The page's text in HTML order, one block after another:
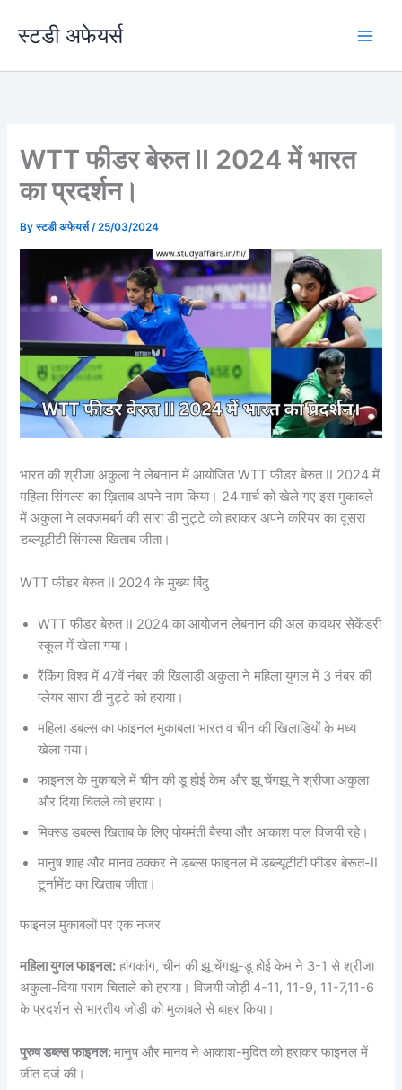
स्टडी अफेयर्स
WTT फीडर बेरुत II 2024 में भारत
का प्रदर्शन।
Byस्टडी अफेयर्स/25/03/2024
भारत की श्रीजा अकुला ने लेबनान में आयोजित WTT फीडर बेरुत II 2024 में
महिला सिंगल्‍स का ख़िताब अपने नाम किया। 24 मार्च को खेले गए इस मुकाबले
में अकुला ने लक्ज़मबर्ग की सारा डी नुट्टे को हराकर अपने करियर का दूसरा
डब्ल्यूटीटी सिंगल्‍स खिताब जीता।
WTT फीडर बेरुत II 2024 के मुख्य बिंदु
WTT फीडर बेरुत II 2024 का आयोजन लेबनान की अल कावथर सेकेंडरी
स्कूल में खेला गया।
रैंकिंग विश्व में 47वें नंबर की खिलाड़ी अकुला ने महिला युगल में 3 नंबर की
प्लेयर सारा डी नुट्टे को हराया।
महिला डबल्स का फाइनल मुकाबला भारत व चीन की खिलाडियों के मध्य
खेला गया।
फाइनल के मुकाबले में चीन की डू होई केम और झू चेंगझू ने श्रीजा अकुला
और दिया चितले को हराया।
मिक्स्ड डबल्स खिताब के लिए पोयमंती बैस्या और आकाश पाल विजयी रहे।
मानुष शाह और मानव ठक्कर ने डब्‍ल्‍स फाइनल में डब्ल्यूटीटी फीडर बेरूत-II
टूर्नामेंट का खिताब जीता।
फाइनल मुकाबलों पर एक नजर
महिला युगल फाइनल: हांगकांग, चीन की झू चेंगझू-डू होई केम ने 3-1 से श्रीजा
अकुला-दिया पराग चिताले को हराया। विजयी जोड़ी 4-11, 11-9, 11-7,11-6
के प्रदर्शन से भारतीय जोड़ी को मुकाबले से बाहर किया।
पुरुष डब्‍ल्‍स फाइनल:मानुष और मानव ने आकाश-मुदित को हराकर फाइनल में
जीत दर्ज की।